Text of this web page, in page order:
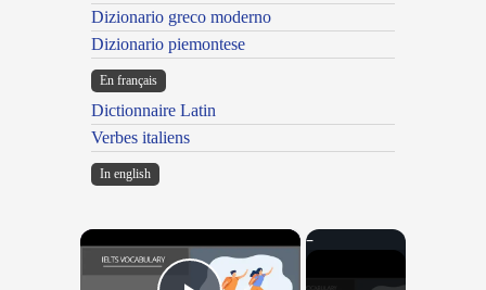
Dizionario greco moderno
Dizionario piemontese
En français
Dictionnaire Latin
Verbes italiens
In english
×